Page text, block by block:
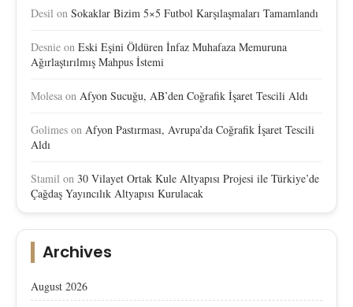
Desil on Sokaklar Bizim 5×5 Futbol Karşılaşmaları Tamamlandı
Desnie on Eski Eşini Öldüren İnfaz Muhafaza Memuruna
Ağırlaştırılmış Mahpus İstemi
Molesa on Afyon Sucuğu, AB’den Coğrafik İşaret Tescili Aldı
Golimes on Afyon Pastırması, Avrupa’da Coğrafik İşaret Tescili
Aldı
Stamil on 30 Vilayet Ortak Kule Altyapısı Projesi ile Türkiye’de
Çağdaş Yayıncılık Altyapısı Kurulacak
Archives
August 2026